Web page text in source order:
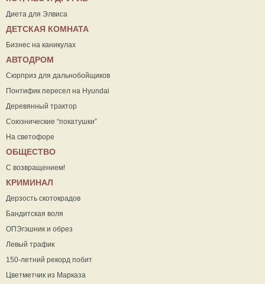
Диета для Элвиса
ДЕТСКАЯ КОМНАТА
Бизнес на каникулах
АВТОДРОМ
Сюрприз для дальнобойщиков
Понтифик пересел на Hyundai
Деревянный трактор
Союзнические “покатушки”
На светофоре
ОБЩЕСТВО
С возвращением!
КРИМИНАЛ
Дерзость скотокрадов
Бандитская воля
ОПЭгэшник и обрез
Левый трафик
150-летний рекорд побит
Цветметчик из Марказа